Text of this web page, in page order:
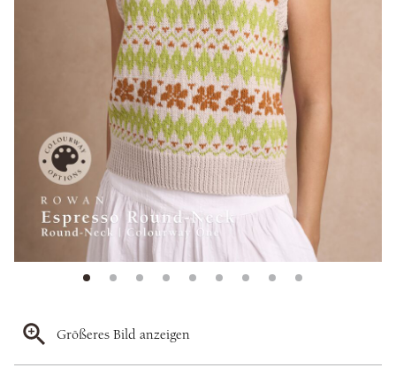
Größeres Bild anzeigen